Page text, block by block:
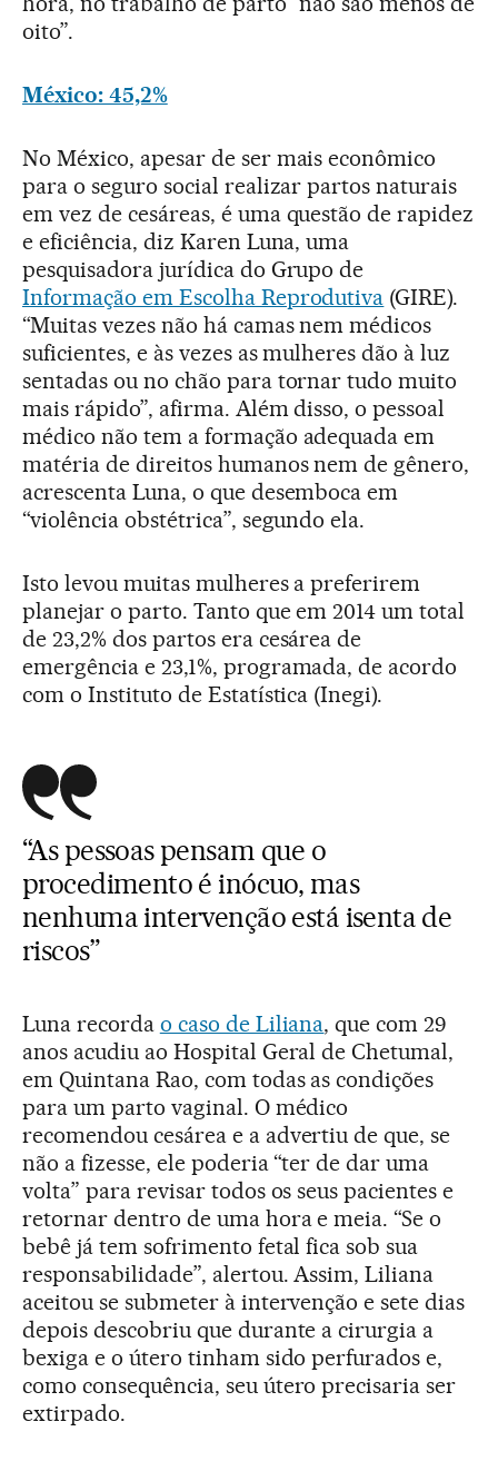
oito”.
México: 45,2%
No México, apesar de ser mais econômico
para o seguro social realizar partos naturais
em vez de cesáreas, é uma questão de rapidez
e eficiência, diz Karen Luna, uma
pesquisadora jurídica do Grupo de
Informação em Escolha Reprodutiva (GIRE).
“Muitas vezes não há camas nem médicos
suficientes, e às vezes as mulheres dão à luz
sentadas ou no chão para tornar tudo muito
mais rápido”, afirma. Além disso, o pessoal
médico não tem a formação adequada em
matéria de direitos humanos nem de gênero,
acrescenta Luna, o que desemboca em
“violência obstétrica”, segundo ela.
Isto levou muitas mulheres a preferirem
planejar o parto. Tanto que em 2014 um total
de 23,2% dos partos era cesárea de
emergência e 23,1%, programada, de acordo
com o Instituto de Estatística (Inegi).
“As pessoas pensam que o
procedimento é inócuo, mas
nenhuma intervenção está isenta de
riscos”
Luna recorda o caso de Liliana, que com 29
anos acudiu ao Hospital Geral de Chetumal,
em Quintana Rao, com todas as condições
para um parto vaginal. O médico
recomendou cesárea e a advertiu de que, se
não a fizesse, ele poderia “ter de dar uma
volta” para revisar todos os seus pacientes e
retornar dentro de uma hora e meia. “Se o
bebê já tem sofrimento fetal fica sob sua
responsabilidade”, alertou. Assim, Liliana
aceitou se submeter à intervenção e sete dias
depois descobriu que durante a cirurgia a
bexiga e o útero tinham sido perfurados e,
como consequência, seu útero precisaria ser
extirpado.